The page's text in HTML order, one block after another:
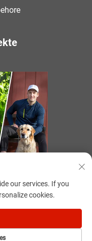
UNITE IMP & EXP
our services. If you
cookies.